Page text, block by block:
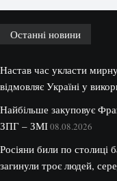
Останні новини
Настав час укласти
відмовляє Україні у
Найбільше закуповує
ЗПГ – ЗМІ08.08.2026
Росіяни били по столиці
загинули троє людей,